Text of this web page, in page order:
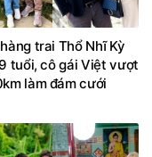
trai Thổ Nhĩ Kỳ
tuổi, cô gái Việt vượt
làm đám cưới